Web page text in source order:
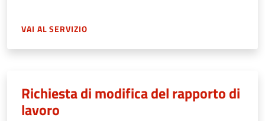
VAI AL SERVIZIO
Richiesta di modifica del rapporto di
lavoro